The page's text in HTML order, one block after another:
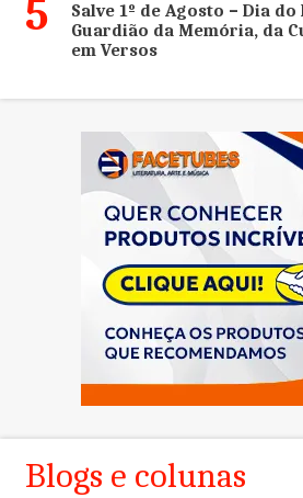
5
Salve 1º de Agosto – Dia
Guardião da Memória, da
em Versos
Blogs e colunas